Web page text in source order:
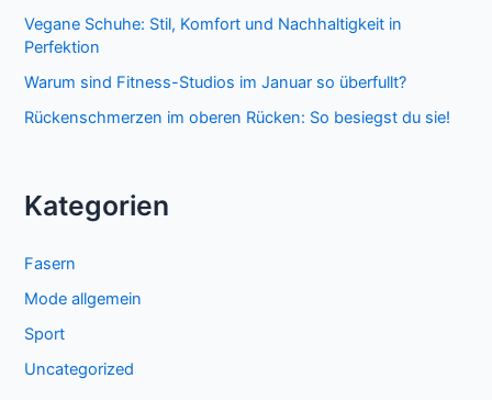
Vegane Schuhe: Stil, Komfort und Nachhaltigkeit in
Perfektion
Warum sind Fitness-Studios im Januar so überfullt?
Rückenschmerzen im oberen Rücken: So besiegst du sie!
Kategorien
Fasern
Mode allgemein
Sport
Uncategorized